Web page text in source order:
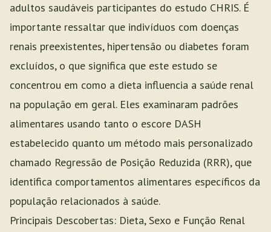
adultos saudáveis participantes do estudo CHRIS. É
importante ressaltar que indivíduos com doenças
renais preexistentes, hipertensão ou diabetes foram
excluídos, o que significa que este estudo se
concentrou em como a dieta influencia a saúde renal
na população em geral. Eles examinaram padrões
alimentares usando tanto o escore DASH
estabelecido quanto um método mais personalizado
chamado Regressão de Posição Reduzida (RRR), que
identifica comportamentos alimentares específicos da
população relacionados à saúde.
Principais Descobertas: Dieta, Sexo e Função Renal